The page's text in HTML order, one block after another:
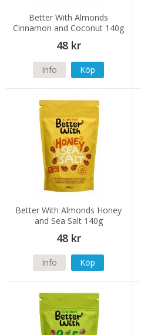
Better With Almonds
Cinnamon and Coconut 140g
48 kr
Info Köp
Better With Almonds Honey
and Sea Salt 140g
48 kr
Info Köp